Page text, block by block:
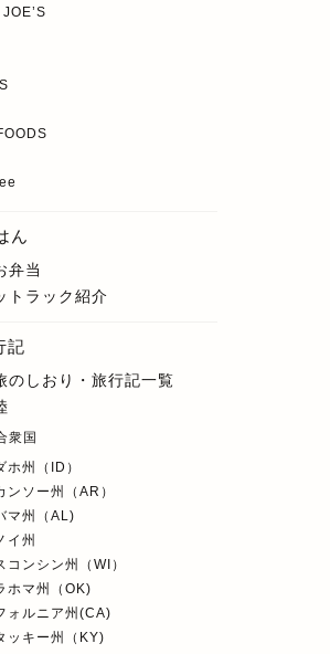
ん
弁当
トラック紹介
記
のしおり・旅行記一覧
衆国
ホ州（ID）
ンソー州（AR）
マ州（AL)
イ州
コンシン州（WI）
ホマ州（OK)
ォルニア州(CA)
ッキー州（KY)